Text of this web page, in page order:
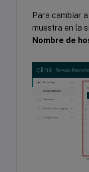
Para cambiar
muestra en la
Nombre de